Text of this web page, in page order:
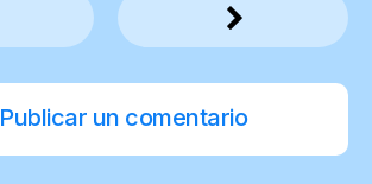
Publicar un comentario